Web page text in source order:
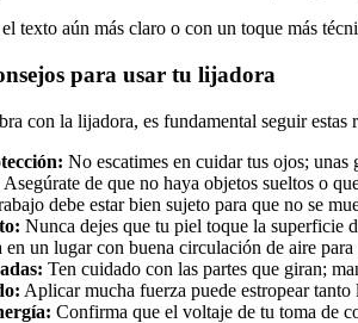
texto aún más claro o con un toque más
para usar tu lijadora
con la lijadora, es fundamental seguir estas
No escatimes en cuidar tus ojos; unas
Asegúrate de que no haya objetos sueltos o
debe estar bien sujeto para que no se
Nunca dejes que tu piel toque la superficie
en un lugar con buena circulación de aire
Ten cuidado con las partes que giran;
Aplicar mucha fuerza puede estropear
Confirma que el voltaje de tu toma de